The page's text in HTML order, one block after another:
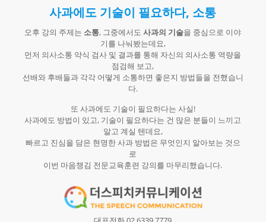
사과에도 기술이 필요하다, 소통
오후 강의 주제는 소통, 그중에서도사과의 기술을 중심으로 이야
기를 나눠봤는데요,
먼저 의사소통 약식 검사 및 결과를 통해 자신의 의사소통 역량을
점검해 보고,
선배와 후배들과 각각 어떻게 소통하면 좋은지 방법들을 전했습니
다.​
또 사과에도 기술이 필요하다는 사실!
사과에도 방법이 있고, 기술이 필요하다는 건 많은 분들이 느끼고
알고 계실 텐데요,
빠르고 진심을 담은 현명한 사과 방법은 무엇인지 알아보는 것으
로
이번 마음챙김 전문교육훈련 강의를 마무리했습니다.